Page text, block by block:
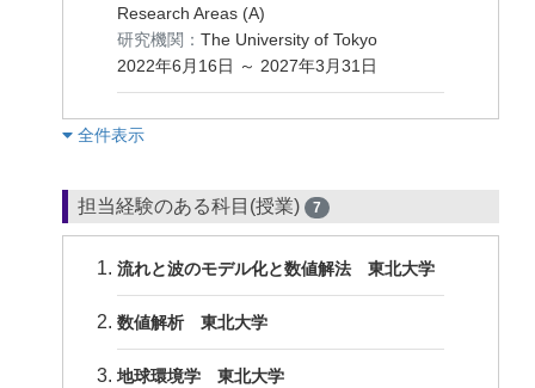
Research Areas (A)
研究機関： The University of Tokyo
2022年6月16日 ～ 2027年3月31日
︎全件表示
担当経験のある科目(授業) 7
流れと波のモデル化と数値解法 東北大学
数値解析 東北大学
地球環境学 東北大学